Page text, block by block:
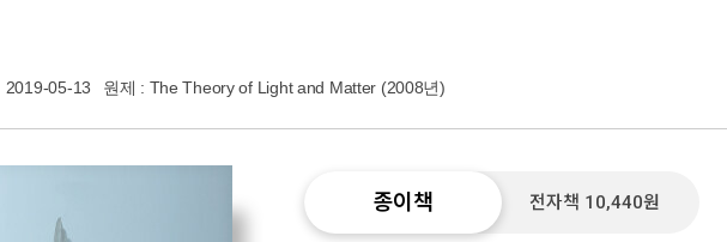
2019-05-13 원제 : The Theory of Light and Matter (2008년)
종이책 전자책 10,440원